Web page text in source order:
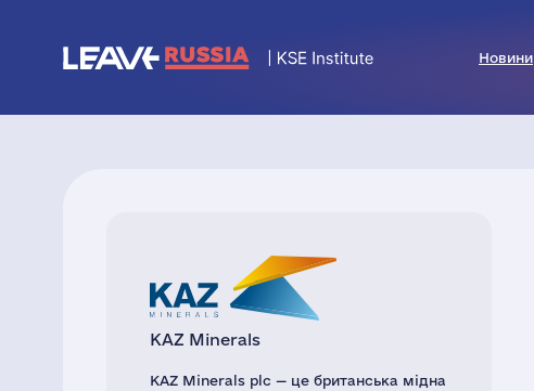
Новини
KAZ Minerals
KAZ Minerals plc — це британська мідна